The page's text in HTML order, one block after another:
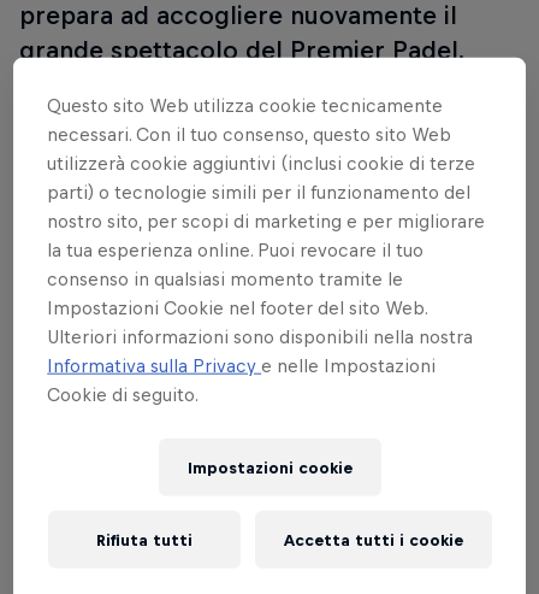
prepara ad accogliere nuovamente il
grande spettacolo del Premier Padel.
Guarda tutte le partite dai quarti di finale fino alla
finale in esclusiva su Red Bull TV dal 18 al 20 luglio.
I match precedenti sono disponibili sul canale
YouTube di Premier Padel.
Scopri maggiori informazioni su tutti i tornei, sui
biglietti, sulla programmazione delle partite, sugli
aggiornamenti dei giocatori e sulle ultime news sul
sito ufficiale di Premier Padel.
Get to know top padel athletes
Questo sito Web utilizza cookie tecnicamente
necessari. Con il tuo consenso, questo sito Web
utilizzerà cookie aggiuntivi (inclusi cookie di terze
parti) o tecnologie simili per il funzionamento del
nostro sito, per scopi di marketing e per migliorare
la tua esperienza online. Puoi revocare il tuo
consenso in qualsiasi momento tramite le
Impostazioni Cookie nel footer del sito Web.
Ulteriori informazioni sono disponibili nella nostra
Informativa sulla Privacye nelle Impostazioni
Cookie di seguito.
Impostazioni cookie
Rifiuta tutti Accetta tutti i cookie